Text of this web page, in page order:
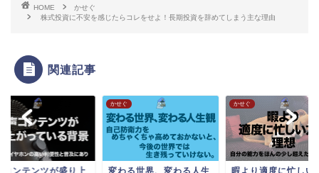
HOME
かせぐ
株式投資に不安を感じたらコレをせよ！長期投資を辞めてしまう主な理由
関連記事
コンテンツが盛り上
かせぐ
変わる世界、変わる人生
かせぐ
暇より適度に忙しい